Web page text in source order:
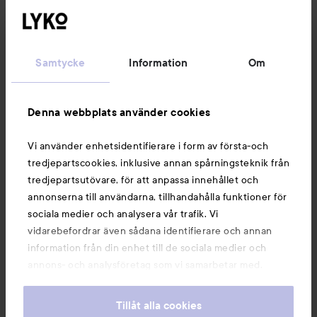
Samtycke Information Om
Denna webbplats använder cookies
Vi använder enhetsidentifierare i form av första-och
tredjepartscookies, inklusive annan spårningsteknik från
tredjepartsutövare, för att anpassa innehållet och
annonserna till användarna, tillhandahålla funktioner för
sociala medier och analysera vår trafik. Vi
vidarebefordrar även sådana identifierare och annan
information från din enhet till de sociala medier och
annons- och analysföretag som vi samarbetar med.
information som du har tillhandahållit eller som de har
Tillåt alla cookies
Rek. pris 242 kr
Rekommenderat pris 242 kr
Nyheter och erbjudanden
Följ oss
Kundservice